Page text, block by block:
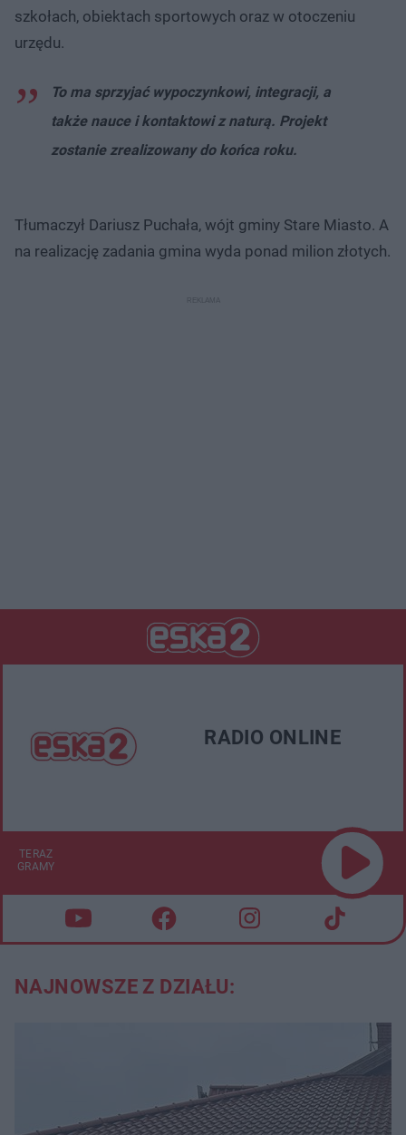
szkołach, obiektach sportowych oraz w otoczeniu
urzędu.
To ma sprzyjać wypoczynkowi, integracji, a
także nauce i kontaktowi z naturą. Projekt
zostanie zrealizowany do końca roku.
Tłumaczył Dariusz Puchała, wójt gminy Stare Miasto. A
na realizację zadania gmina wyda ponad milion złotych.
RADIO ONLINE
TERAZ
GRAMY
NAJNOWSZE Z DZIAŁU: